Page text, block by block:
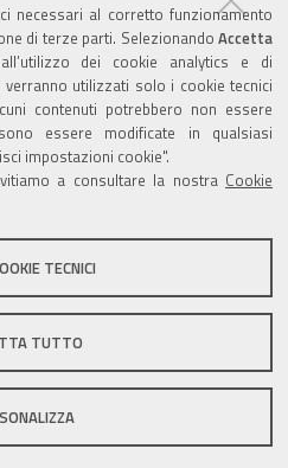
necessari al corretto funzionamento
di terze parti. Selezionando Accetta
dei cookie analytics e di
utilizzati solo i cookie tecnici
contenuti potrebbero non essere
essere modificate in qualsiasi
impostazioni cookie".
a consultare la nostra Cookie
TECNICI
TUTTO
questo sito
di Zola Predosa